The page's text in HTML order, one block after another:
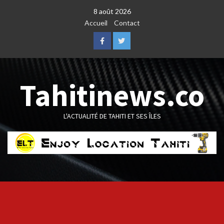
8 août 2026
Accueil
Contact
FacebookTwitter
Tahitinews.co
L'ACTUALITÉ DE TAHITI ET SES ÎLES